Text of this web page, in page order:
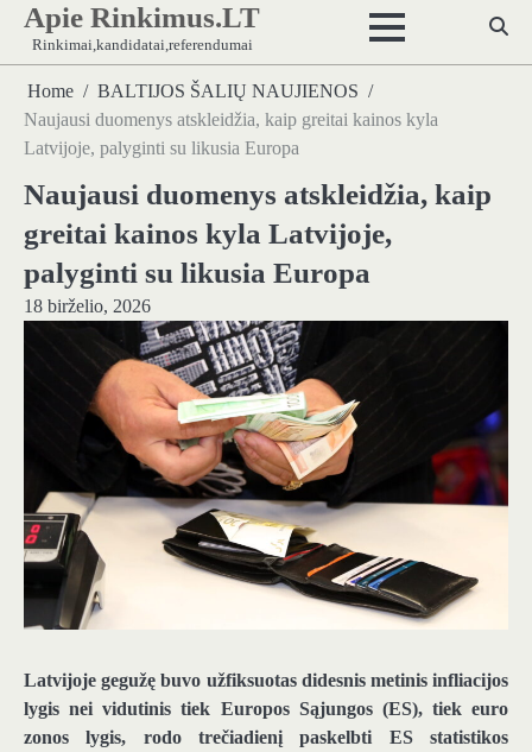
Skip
content
Apie Rinkimus.LT
Rinkimai,kandidatai,referendumai
Home
BALTIJOS ŠALIŲ NAUJIENOS
Naujausi duomenys atskleidžia, kaip greitai kainos kyla
Latvijoje, palyginti su likusia Europa
Naujausi duomenys atskleidžia, kaip
greitai kainos kyla Latvijoje,
palyginti su likusia Europa
18 birželio, 2026
Latvijoje gegužę buvo užfiksuotas didesnis metinis infliacijos
lygis nei vidutinis tiek Europos Sąjungos (ES), tiek euro
zonos lygis, rodo trečiadienį paskelbti ES statistikos